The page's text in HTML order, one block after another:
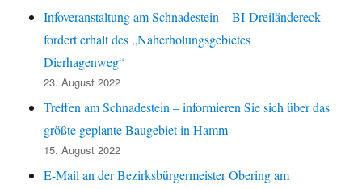
Infoveranstaltung am Schnadestein – BI-Dreiländereck
fordert erhalt des „Naherholungsgebietes
Dierhagenweg“
23. August 2022
Treffen am Schnadestein – informieren Sie sich über das
größte geplante Baugebiet in Hamm
15. August 2022
E-Mail an der Bezirksbürgermeister Obering am